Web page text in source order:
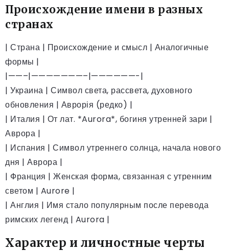
Происхождение имени в разных
странах
| Страна | Происхождение и смысл | Аналогичные
формы |
|——–|———————–|——————-|
| Украина | Символ света, рассвета, духовного
обновления | Аврорія (редко) |
| Италия | От лат. *Aurora*, богиня утренней зари |
Аврора |
| Испания | Символ утреннего солнца, начала нового
дня | Аврора |
| Франция | Женская форма, связанная с утренним
светом | Aurore |
| Англия | Имя стало популярным после перевода
римских легенд | Aurora |
Характер и личностные черты